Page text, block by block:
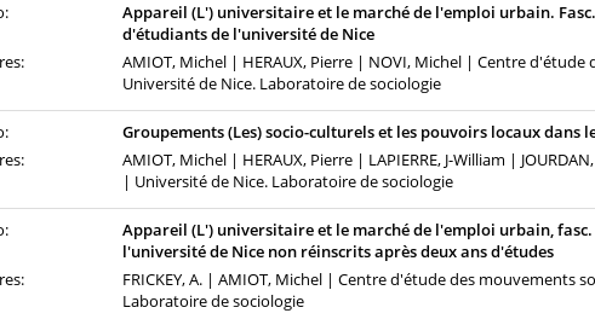
Appareil (L') universitaire et le marché de l'emploi urbain.
d'étudiants de l'université de Nice
AMIOT, Michel | HERAUX, Pierre | NOVI, Michel | Centre d'étude
Université de Nice. Laboratoire de sociologie
Groupements (Les) socio-culturels et les pouvoirs locaux dans
AMIOT, Michel | HERAUX, Pierre | LAPIERRE, J-William |
| Université de Nice. Laboratoire de sociologie
Appareil (L') universitaire et le marché de l'emploi urbain,
l'université de Nice non réinscrits après deux ans d'études
FRICKEY, A. | AMIOT, Michel | Centre d'étude des mouvements
Laboratoire de sociologie